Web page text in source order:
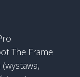
The Frame